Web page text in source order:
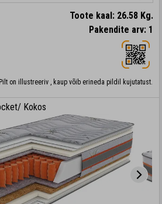
Toote kaal: 26.58 Kg.
Pakendite arv: 1
Pilt on illustreeriv , kaup võib erineda pildil kujutatust.
Kokos